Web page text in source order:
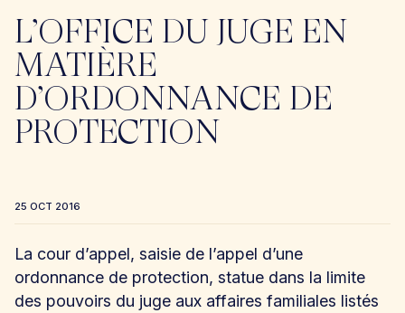
L’OFFICE DU JUGE EN
MATIÈRE
D’ORDONNANCE DE
PROTECTION
25 OCT 2016
La cour d’appel, saisie de l’appel d’une
ordonnance de protection, statue dans la limite
des pouvoirs du juge aux affaires familiales listés